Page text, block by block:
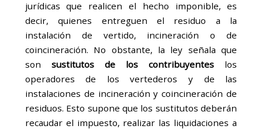
jurídicas que realicen el hecho imponible, es
decir, quienes entreguen el residuo a la
instalación de vertido, incineración o de
coincineración. No obstante, la ley señala que
son
sustitutos de los contribuyentes
los
operadores de los vertederos y de las
instalaciones de incineración y coincineración de
residuos. Esto supone que los sustitutos deberán
recaudar el impuesto, realizar las liquidaciones a